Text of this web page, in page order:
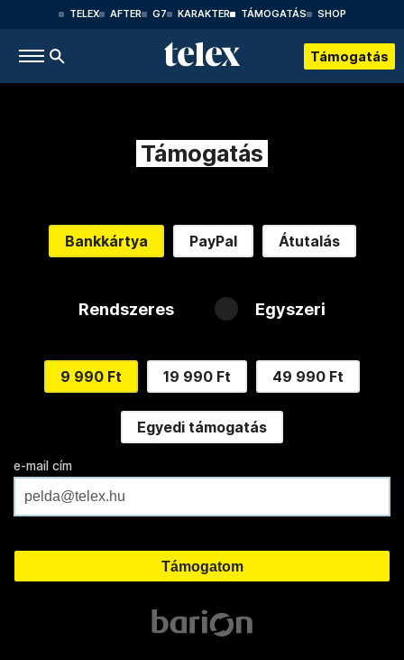
TELEX AFTER G7 KARAKTER TÁMOGATÁS SHOP
Támogatás
Támogatás
Bankkártya PayPal Átutalás
Rendszeres Egyszeri
9 990 Ft 19 990 Ft 49 990 Ft
Egyedi támogatás
e-mail cím